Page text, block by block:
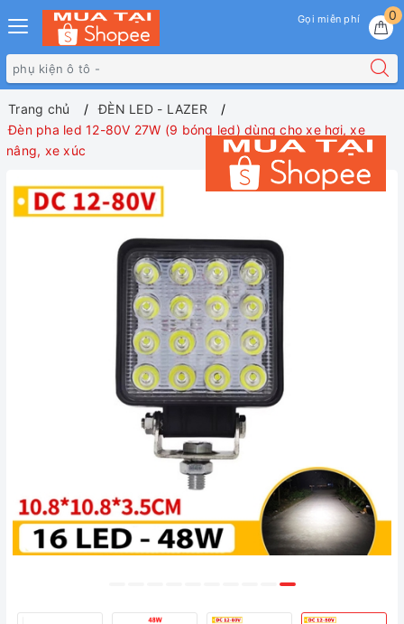
0
Gọi miễn phí
Trang chủ
ĐÈN LED - LAZER
Đèn pha led 12-80V 27W (9 bóng led) dùng cho xe hơi, xe
nâng, xe xúc